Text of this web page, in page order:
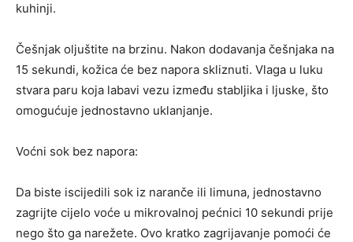
kuhinji.
Češnjak oljuštite na brzinu. Nakon dodavanja češnjaka na
15 sekundi, kožica će bez napora skliznuti. Vlaga u luku
stvara paru koja labavi vezu između stabljika i ljuske, što
omogućuje jednostavno uklanjanje.
Voćni sok bez napora:
Da biste iscijedili sok iz naranče ili limuna, jednostavno
zagrijte cijelo voće u mikrovalnoj pećnici 10 sekundi prije
nego što ga narežete. Ovo kratko zagrijavanje pomoći će